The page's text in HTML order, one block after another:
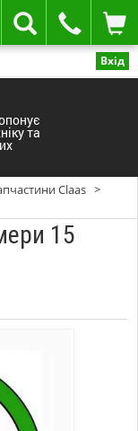
Вхід
та
Claas >
15